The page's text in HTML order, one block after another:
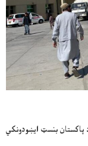
بنسټ ایښودونکي